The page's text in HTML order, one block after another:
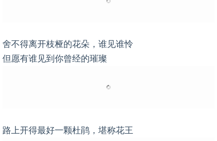
舍不得离开枝桠的花朵，谁见谁怜
但愿有谁见到你曾经的璀璨
路上开得最好一颗杜鹃，堪称花王